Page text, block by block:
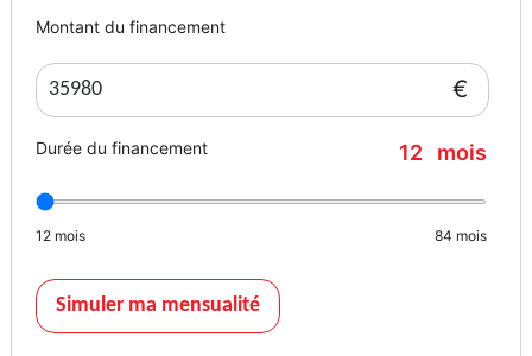
Montant du financement
€
Durée du financement 12 mois
12 mois 84 mois
Simuler ma mensualité